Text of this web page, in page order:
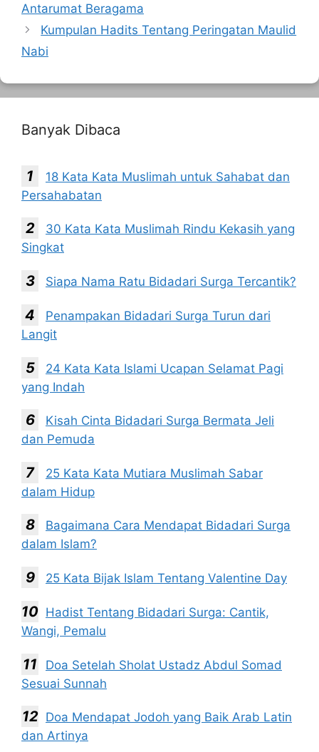
Antarumat Beragama
Kumpulan Hadits Tentang Peringatan Maulid
Nabi
Banyak Dibaca
18 Kata Kata Muslimah untuk Sahabat dan
Persahabatan
30 Kata Kata Muslimah Rindu Kekasih yang
Singkat
Siapa Nama Ratu Bidadari Surga Tercantik?
Penampakan Bidadari Surga Turun dari
Langit
24 Kata Kata Islami Ucapan Selamat Pagi
yang Indah
Kisah Cinta Bidadari Surga Bermata Jeli
dan Pemuda
25 Kata Kata Mutiara Muslimah Sabar
dalam Hidup
Bagaimana Cara Mendapat Bidadari Surga
dalam Islam?
25 Kata Bijak Islam Tentang Valentine Day
Hadist Tentang Bidadari Surga: Cantik,
Wangi, Pemalu
Doa Setelah Sholat Ustadz Abdul Somad
Sesuai Sunnah
Doa Mendapat Jodoh yang Baik Arab Latin
dan Artinya